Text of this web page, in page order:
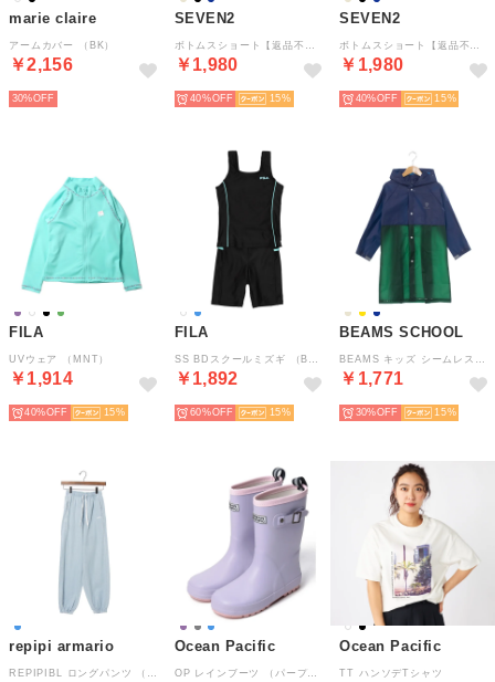
marie claire
アームカバー （BK）
￥2,156
30%
SEVEN2
￥1,980
40% 15
SEVEN2
￥1,980
40% 15
FILA
UVウェア （MNT）
￥1,914
40% 15
FILA
￥1,892
60% 15
BEAMS SCHOOL
￥1,771
30% 15
repipi armario Ocean Pacific Ocean Pacific
TT ハンソデTシャツ